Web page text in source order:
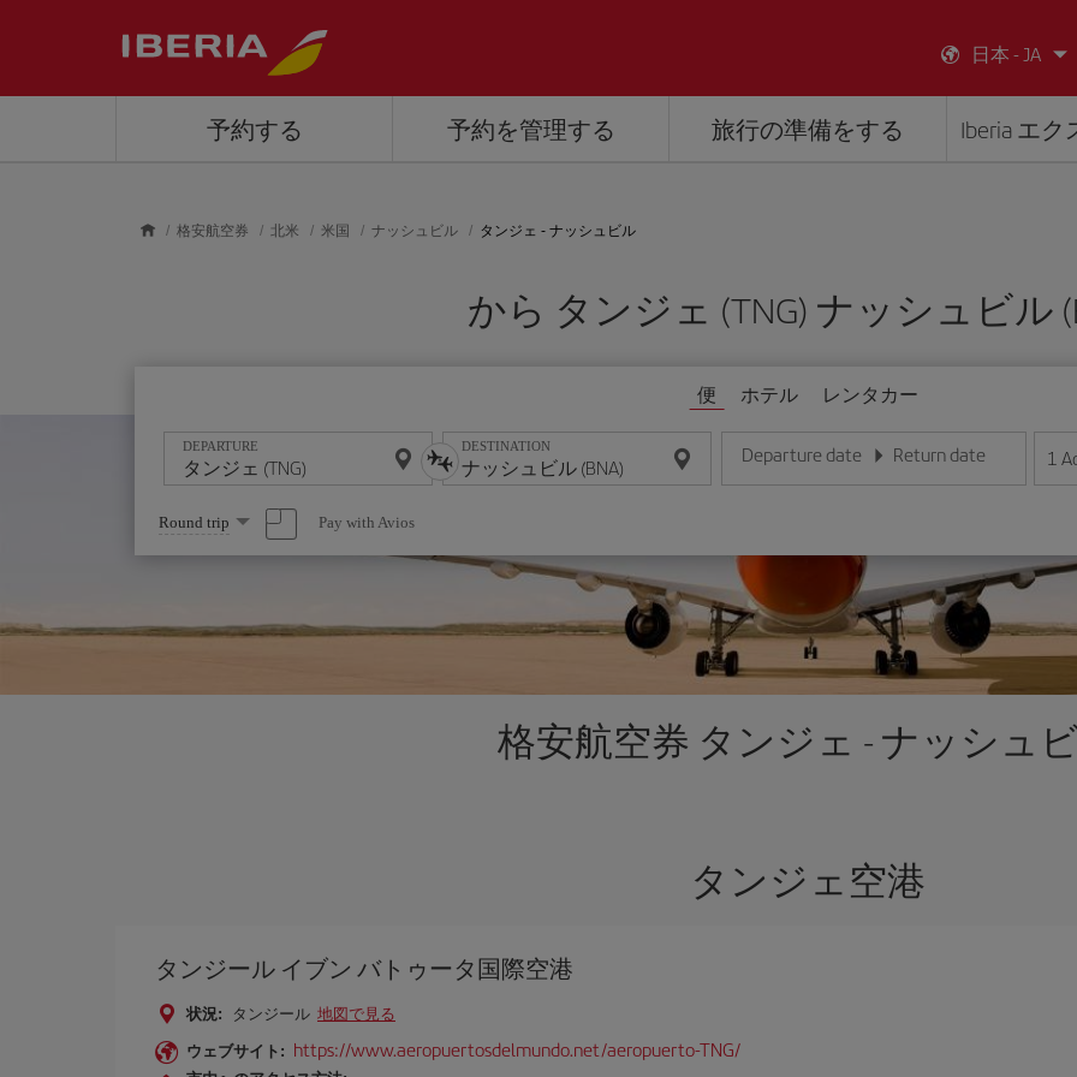
日本 - JA
予約する 予約を管理する 旅行の準備をする Iberia エ
格安航空券 北米 米国 ナッシュビル タンジェ - ナッシュビル
から タンジェ (TNG) ナッシュビル
便 ホテル レンタカー
DEPARTURE DESTINATION Departure date
日/月/年の形式で日付を入力してください
Return date
日/月/年の形式で日付を入力
1
Select
one
option
Round trip Pay with Avios
格安航空券 タンジェ - ナッシュ
タンジェ空港
タンジール イブン バトゥータ国際空港
状況: タンジール 地図で見る
ウェブサイト: https://www.aeropuertosdelmundo.net/aeropuerto-TNG/